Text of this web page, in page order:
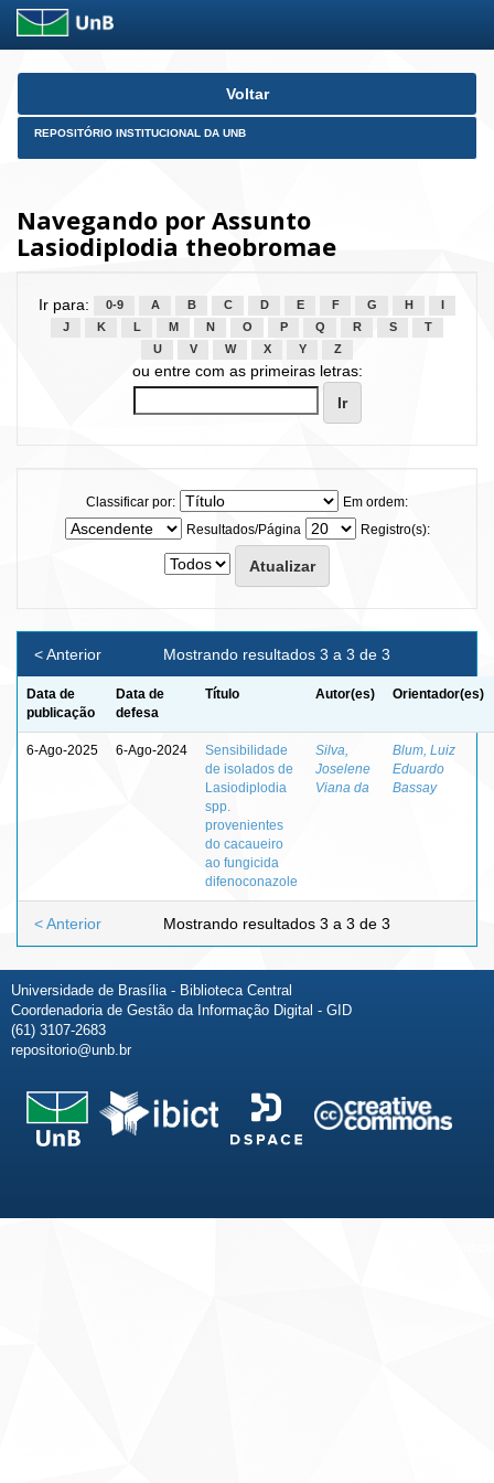
Skip
Voltar
REPOSITÓRIO INSTITUCIONAL DA UNB
Navegando por Assunto
Lasiodiplodia theobromae
Ir para: 0-9 A B C D E F G H
J
K L M N O P Q R S
T
U
V W X Y Z
ou entre com as primeiras letras:
Classificar por:
Em ordem:
Resultados/Página
Registro(s):
Mostrando resultados 3 a 3 de 3
< Anterior
Data de
publicação
Data de
defesa
Título Autor(es) Orientador(es)
6-Ago-2025 6-Ago-2024
Sensibilidade
de isolados de
Lasiodiplodia
spp.
provenientes
do cacaueiro
ao fungicida
difenoconazole
Silva,
Joselene
Viana da
Blum, Luiz
Eduardo
Bassay
Mostrando resultados 3 a 3 de 3
< Anterior
Universidade de Brasília - Biblioteca Central
Coordenadoria de Gestão da Informação Digital - GID
(61) 3107-2683
repositorio@unb.br